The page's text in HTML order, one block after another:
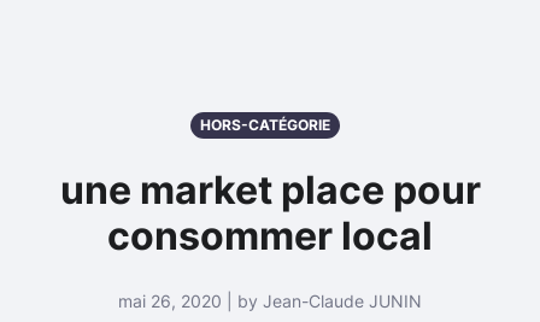
HORS-CATÉGORIE
une market place pour
consommer local
mai 26, 2020 | by Jean-Claude JUNIN